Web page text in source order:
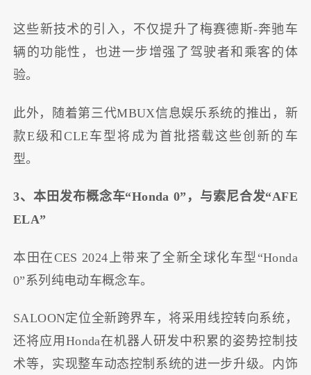
这些新技术的引入，不仅提升了梅赛德斯-奔驰车
辆的功能性，也进一步增强了驾驶者和乘客的体
验。
此外，随着第三代MBUX信息娱乐系统的推出，新
款E级和CLE车型将成为首批搭载这些创新的车
型。
3、本田发布概念车“Honda 0”，与索尼合发“AFE
ELA”
本田在CES 2024上带来了全新全球化车型“Honda
0”系列纯电动车概念车。
SALOON定位全新跨界车，将采用线控转向系统，
还将应用Honda在机器人研发中积累的姿势控制技
术等，实现整车动态控制系统的进一步升级。内饰